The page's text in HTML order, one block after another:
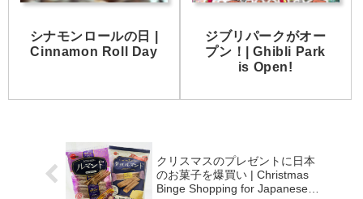
シナモンロールの日 |
Cinnamon Roll Day
ジブリパークがオー
プン！| Ghibli Park
is Open!
クリスマスのプレゼントに日本
のお菓子を爆買い | Christmas
Binge Shopping for Japanese